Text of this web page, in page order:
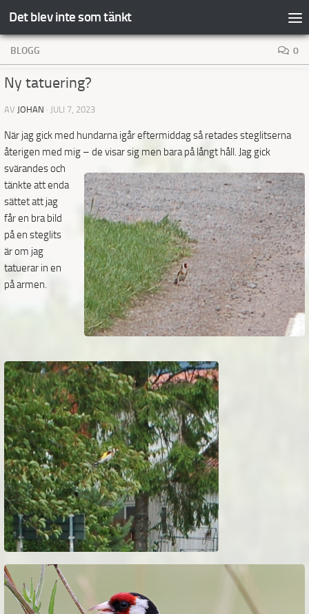
Hoppa till innehåll
Det blev inte som tänkt
BLOGG 0
Ny tatuering?
AV JOHAN · JULI 7, 2023
När jag gick med hundarna igår eftermiddag så retades steglitserna
återigen med mig – de visar sig men bara på långt håll. Jag gick
svärandes och
tänkte att enda
sättet att jag
får en bra bild
på en steglits
är om jag
tatuerar in en
på armen.